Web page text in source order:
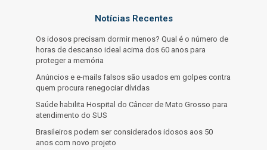
Notícias Recentes
Os idosos precisam dormir menos? Qual é o número de
horas de descanso ideal acima dos 60 anos para
proteger a memória
Anúncios e e-mails falsos são usados em golpes contra
quem procura renegociar dívidas
Saúde habilita Hospital do Câncer de Mato Grosso para
atendimento do SUS
Brasileiros podem ser considerados idosos aos 50
anos com novo projeto